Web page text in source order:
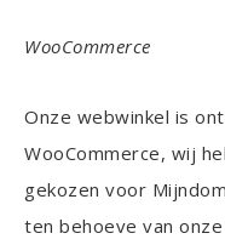
WooCommerce
Onze webwinkel is
WooCommerce, wij
gekozen voor
ten behoeve van